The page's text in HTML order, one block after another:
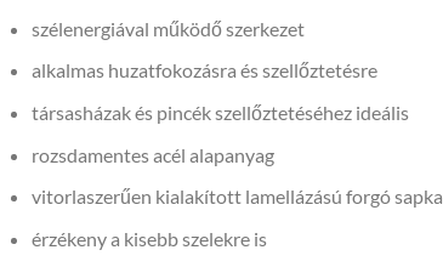
szélenergiával működő szerkezet
alkalmas huzatfokozásra és szellőztetésre
társasházak és pincék szellőztetéséhez ideális
rozsdamentes acél alapanyag
vitorlaszerűen kialakított lamellázású forgó sapka
érzékeny a kisebb szelekre is